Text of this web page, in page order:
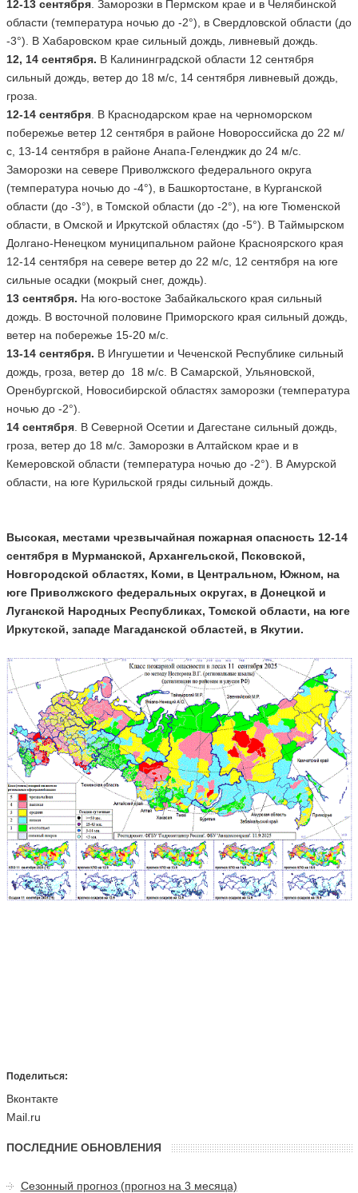
12-13 сентября. Заморозки в Пермском крае и в Челябинской
области (температура ночью до -2°), в Свердловской области (до
-3°). В Хабаровском крае сильный дождь, ливневый дождь.
12, 14 сентября. В Калининградской области 12 сентября
сильный дождь, ветер до 18 м/с, 14 сентября ливневый дождь,
гроза.
12-14 сентября. В Краснодарском крае на черноморском
побережье ветер 12 сентября в районе Новороссийска до 22 м/
с, 13-14 сентября в районе Анапа-Геленджик до 24 м/с.
Заморозки на севере Приволжского федерального округа
(температура ночью до -4°), в Башкортостане, в Курганской
области (до -3°), в Томской области (до -2°), на юге Тюменской
области, в Омской и Иркутской областях (до -5°). В Таймырском
Долгано-Ненецком муниципальном районе Красноярского края
12-14 сентября на севере ветер до 22 м/с, 12 сентября на юге
сильные осадки (мокрый снег, дождь).
13 сентября. На юго-востоке Забайкальского края сильный
дождь. В восточной половине Приморского края сильный дождь,
ветер на побережье 15-20 м/с.
13-14 сентября. В Ингушетии и Чеченской Республике сильный
дождь, гроза, ветер до 18 м/с. В Самарской, Ульяновской,
Оренбургской, Новосибирской областях заморозки (температура
ночью до -2°).
14 сентября. В Северной Осетии и Дагестане сильный дождь,
гроза, ветер до 18 м/с. Заморозки в Алтайском крае и в
Кемеровской области (температура ночью до -2°). В Амурской
области, на юге Курильской гряды сильный дождь.
Высокая, местами чрезвычайная пожарная опасность 12-14
сентября в Мурманской, Архангельской, Псковской,
Новгородской областях, Коми, в Центральном, Южном, на
юге Приволжского федеральных округах, в Донецкой и
Луганской Народных Республиках, Томской области, на юге
Иркутской, западе Магаданской областей, в Якутии.
Поделиться:
Вконтакте
Mail.ru
ПОСЛЕДНИЕ ОБНОВЛЕНИЯ
Сезонный прогноз (прогноз на 3 месяца)